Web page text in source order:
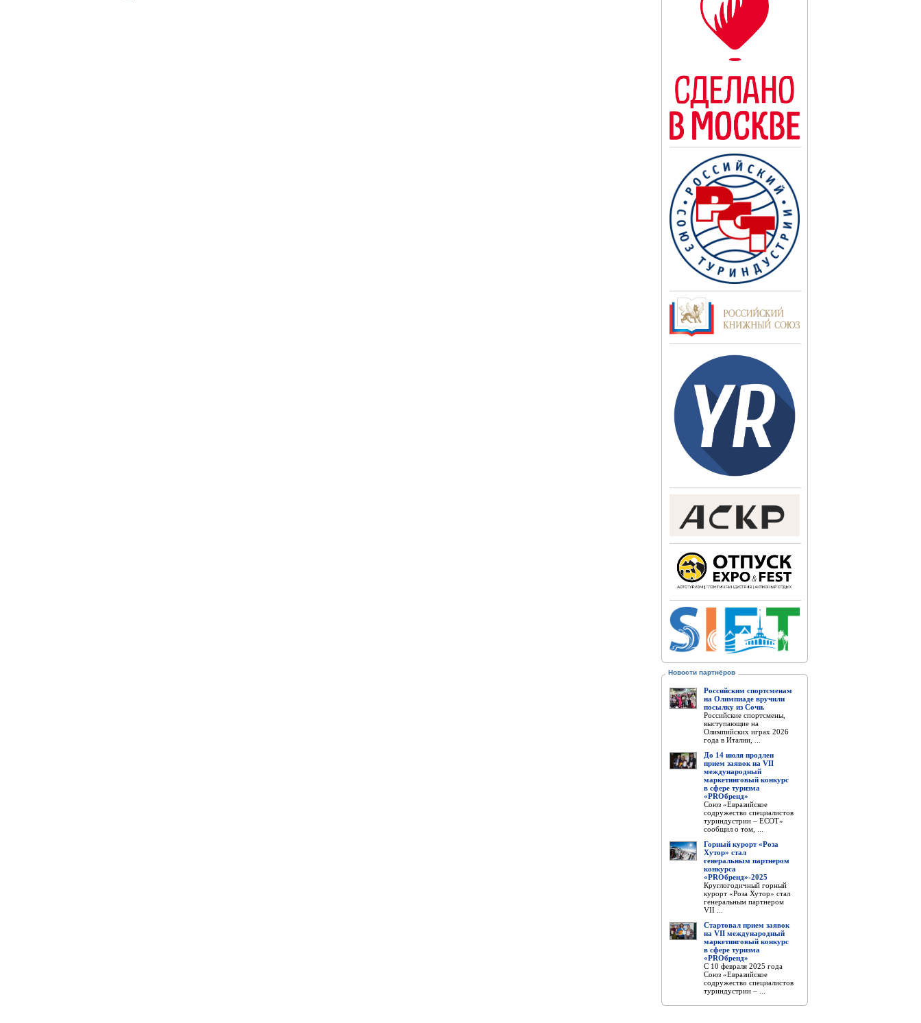
Новости партнёров
Российским спортсменам
на Олимпиаде вручили
посылку из Сочи.
Российские спортсмены,
выступающие на
Олимпийских играх 2026
года в Италии, ...
До 14 июля продлен
прием заявок на VII
международный
маркетинговый конкурс
в сфере туризма
«PROбренд»
Союз «Евразийское
содружество специалистов
туриндустрии – ЕСОТ»
сообщил о том, ...
Горный курорт «Роза
Хутор» стал
генеральным партнером
конкурса
«PROбренд»-2025
Круглогодичный горный
курорт «Роза Хутор» стал
генеральным партнером
VII ...
Стартовал прием заявок
на VII международный
маркетинговый конкурс
в сфере туризма
«PROбренд»
С 10 февраля 2025 года
Союз «Евразийское
содружество специалистов
туриндустрии – ...